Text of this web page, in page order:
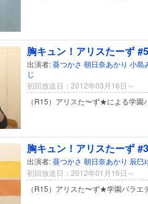
胸キュン！アリスたーず #5
出演者:葵つかさ 朝日奈あかり 小島
じ
初回放送日：2012年03月16日～
（R15）アリスた〜ず★による学園
胸キュン！アリスたーず #3
出演者:葵つかさ 朝日奈あかり 辰巳
初回放送日：2012年01月16日～
（R15）アリスた〜ず★学園バラエ